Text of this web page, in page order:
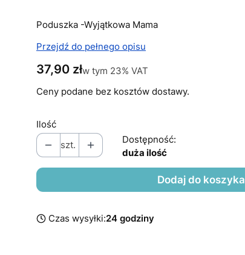
Poduszka -Wyjątkowa Mama
Przejdź do pełnego opisu
Cena
37,90 złw tym 23% VAT
w tym 23% VAT
Ceny podane bez kosztów dostawy.
Ilość
szt.
Dostępność:
duża ilość
Dodaj do koszyka
Czas wysyłki:24 godziny